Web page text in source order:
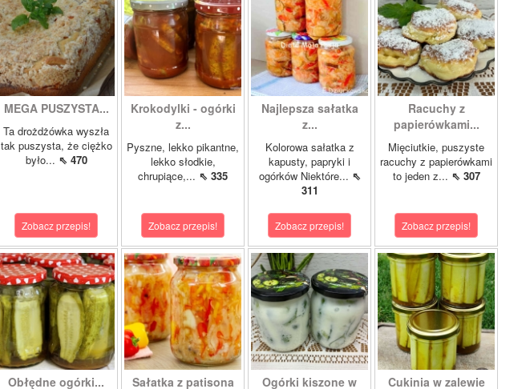
MEGA PUSZYSTA...
Ta drożdżówka wyszła
tak puszysta, że ciężko
było... ⇖ 470
Zobacz przepis!
Krokodylki - ogórki
z...
Pyszne, lekko pikantne,
lekko słodkie,
chrupiące,... ⇖ 335
Zobacz przepis!
Najlepsza sałatka
z...
Kolorowa sałatka z
kapusty, papryki i
ogórków Niektóre... ⇖
311
Zobacz przepis!
Racuchy z
papierówkami...
Mięciutkie, puszyste
racuchy z papierówkami
to jeden z... ⇖ 307
Zobacz przepis!
Obłędne ogórki... Sałatka z patisona Ogórki kiszone w Cukinia w zalewie